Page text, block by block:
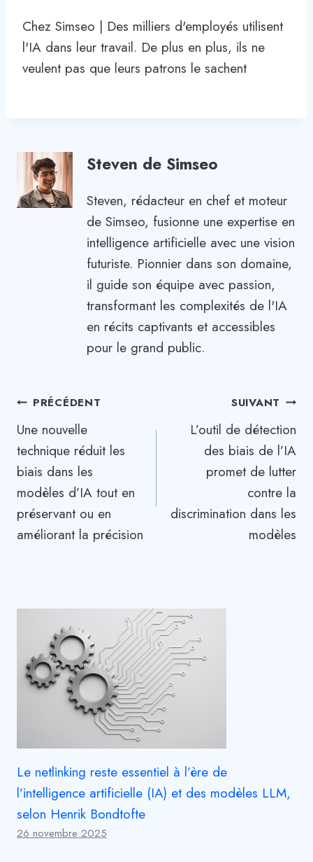
Chez Simseo | Des milliers d'employés utilisent
l'IA dans leur travail. De plus en plus, ils ne
veulent pas que leurs patrons le sachent
Steven de Simseo
Steven, rédacteur en chef et moteur
de Simseo, fusionne une expertise en
intelligence artificielle avec une vision
futuriste. Pionnier dans son domaine,
il guide son équipe avec passion,
transformant les complexités de l'IA
en récits captivants et accessibles
pour le grand public.
Navigation
de
l’article
PRÉCÉDENT
Une nouvelle
technique réduit les
biais dans les
modèles d’IA tout en
préservant ou en
améliorant la précision
SUIVANT
L’outil de détection
des biais de l’IA
promet de lutter
contre la
discrimination dans les
modèles
Le netlinking reste essentiel à l’ère de
l’intelligence artificielle (IA) et des modèles LLM,
selon Henrik Bondtofte
26 novembre 2025